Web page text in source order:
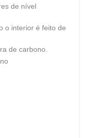
de nível
o interior é feito de
de carbono.